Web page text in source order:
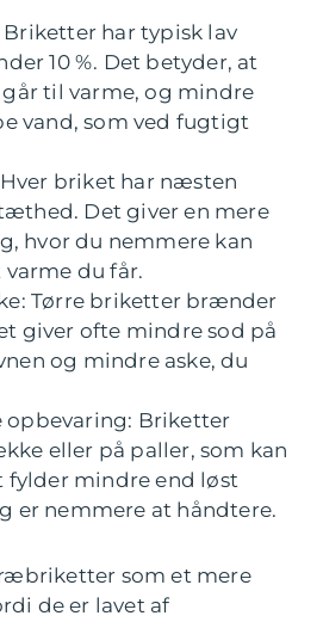
har typisk lav
10 %. Det betyder, at
til varme, og mindre
vand, som ved fugtigt
briket har næsten
Det giver en mere
hvor du nemmere kan
du får.
Tørre briketter brænder
giver ofte mindre sod på
og mindre aske, du
opbevaring: Briketter
eller på paller, som kan
fylder mindre end løst
er nemmere at håndtere.
som et mere
de er lavet af